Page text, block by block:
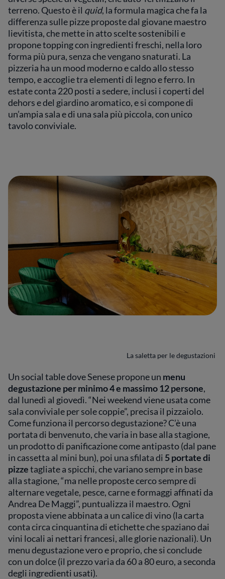
terreno. Questo è il quid, la formula magica che fa la
differenza sulle pizze proposte dal giovane maestro
lievitista, che mette in atto scelte sostenibili e
propone topping con ingredienti freschi, nella loro
forma più pura, senza che vengano snaturati. La
pizzeria ha un mood moderno e caldo allo stesso
tempo, e accoglie tra elementi di legno e ferro. In
estate conta 220 posti a sedere, inclusi i coperti del
dehors e del giardino aromatico, e si compone di
un’ampia sala e di una sala più piccola, con unico
tavolo conviviale.
La saletta per le degustazioni
Un social table dove Senese propone un menu
degustazione per minimo 4 e massimo 12 persone,
dal lunedì al giovedì. “Nei weekend viene usata come
sala conviviale per sole coppie”, precisa il pizzaiolo.
Come funziona il percorso degustazione? C’è una
portata di benvenuto, che varia in base alla stagione,
un prodotto di panificazione come antipasto (dal pane
in cassetta al mini bun), poi una sfilata di 5 portate di
pizzetagliate a spicchi, che variano sempre in base
alla stagione, “ma nelle proposte cerco sempre di
alternare vegetale, pesce, carne e formaggi affinati da
Andrea De Maggi”, puntualizza il maestro. Ogni
proposta viene abbinata a un calice di vino (la carta
conta circa cinquantina di etichette che spaziano dai
vini locali ai nettari francesi, alle glorie nazionali). Un
menu degustazione vero e proprio, che si conclude
con un dolce (il prezzo varia da 60 a 80 euro, a seconda
degli ingredienti usati).